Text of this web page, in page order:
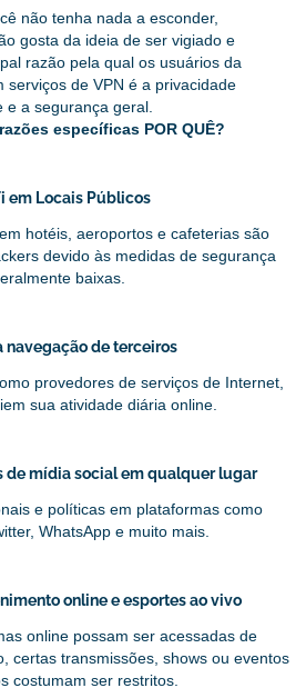
não tenha nada a esconder,
gosta da ideia de ser vigiado e
razão pela qual os usuários da
serviços de VPN é a privacidade
e a segurança geral.
específicas POR QUÊ?
em Locais Públicos
hotéis, aeroportos e cafeterias são
devido às medidas de segurança
baixas.
navegação de terceiros
provedores de serviços de Internet,
sua atividade diária online.
de mídia social em qualquer lugar
e políticas em plataformas como
WhatsApp e muito mais.
online e esportes ao vivo
online possam ser acessadas de
certas transmissões, shows ou eventos
costumam ser restritos.